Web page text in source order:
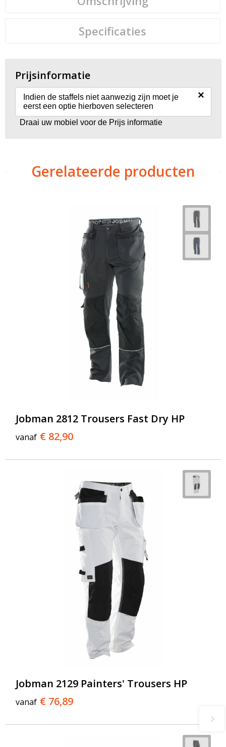
Specificaties
Prijsinformatie
Indien de staffels niet aanwezig zijn moet je
eerst een optie hierboven selecteren
×
Draai uw mobiel voor de Prijs informatie
Gerelateerde producten
Jobman 2812 Trousers Fast Dry HP
vanaf € 82,90
Jobman 2129 Painters' Trousers HP
vanaf € 76,89